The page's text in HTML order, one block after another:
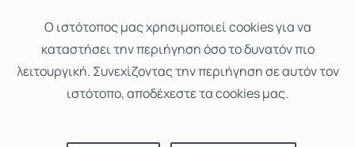
Ο ιστότοπoς μας χρησιμοποιεί cookies για να
καταστήσει την περιήγηση όσο το δυνατόν πιο
λειτουργική. Συνεχίζοντας την περιήγηση σε αυτόν τον
ιστότοπο, αποδέχεστε τα cookies μας.